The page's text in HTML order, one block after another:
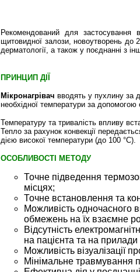
Рекомендований для застосування
щитовидної залози, новоутворень до
дерматології, а також у поєднанні з
ПРИНЦИП ДІЇ
Мікронагрівач вводять у пухлину за
необхідної температури за допомогою
Температуру та тривалість впливу
Тепло за рахунок конвекції
дією високої температури (до 100 °C).
ОСОБЛИВОСТІ МЕТОДУ
Точне підведення
місцях;
Точне встановлення та
Можливість одночасного
обмежень на їх взаємне
Відсутність
на пацієнта та на
Можливість візуалізації
Мінімальне травмування